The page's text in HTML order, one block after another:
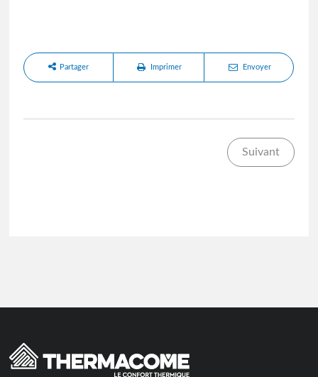
Partager Imprimer Envoyer
Suivant